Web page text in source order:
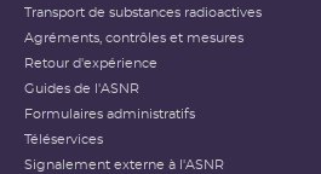
Transport de substances radioactives
Agréments, contrôles et mesures
Retour d'expérience
Guides de l'ASNR
Formulaires administratifs
Téléservices
Signalement externe à l'ASNR